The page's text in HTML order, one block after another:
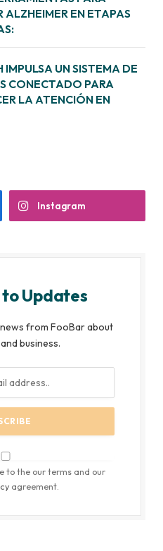
ALZHEIMER EN ETAPAS
IMPULSA UN SISTEMA DE
CONECTADO PARA
LA ATENCIÓN EN
Instagram
Updates
from FooBar about
business.
to the our terms and our
agreement.